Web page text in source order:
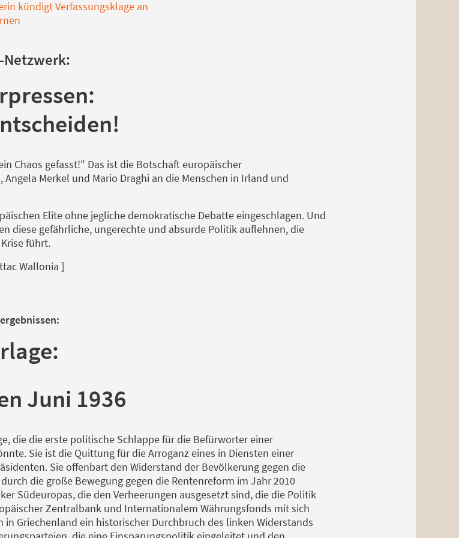
kündigt Verfassungsklage an
Netzwerk:
Chaos gefasst!" Das ist die Botschaft europäischer
Merkel und Mario Draghi an die Menschen in Irland und
Elite ohne jegliche demokratische Debatte eingeschlagen. Und
diese gefährliche, ungerechte und absurde Politik auflehnen, die
führt.
Wallonia ]
Juni 1936
die die erste politische Schlappe für die Befürworter einer
Sie ist die Quittung für die Arroganz eines in Diensten einer
Sie offenbart den Widerstand der Bevölkerung gegen die
die große Bewegung gegen die Rentenreform im Jahr 2010
Südeuropas, die den Verheerungen ausgesetzt sind, die die Politik
Zentralbank und Internationalem Währungsfonds mit sich
Griechenland ein historischer Durchbruch des linken Widerstands